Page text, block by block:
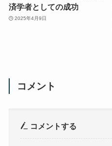
済学者としての成功
2025年4月9日
コメント
コメントする